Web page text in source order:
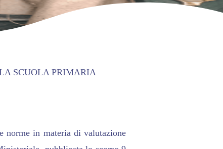
studiano 2024 natale
SCUOLA PRIMARIA
norme in materia di valutazione